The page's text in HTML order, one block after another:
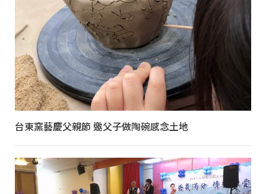
台東窯藝慶父親節 邀父子做陶碗感念土地